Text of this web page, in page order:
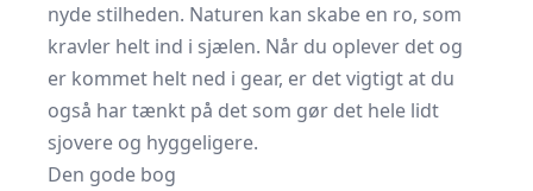
nyde stilheden. Naturen kan skabe en ro, som
kravler helt ind i sjælen. Når du oplever det og
er kommet helt ned i gear, er det vigtigt at du
også har tænkt på det som gør det hele lidt
sjovere og hyggeligere.
Den gode bog